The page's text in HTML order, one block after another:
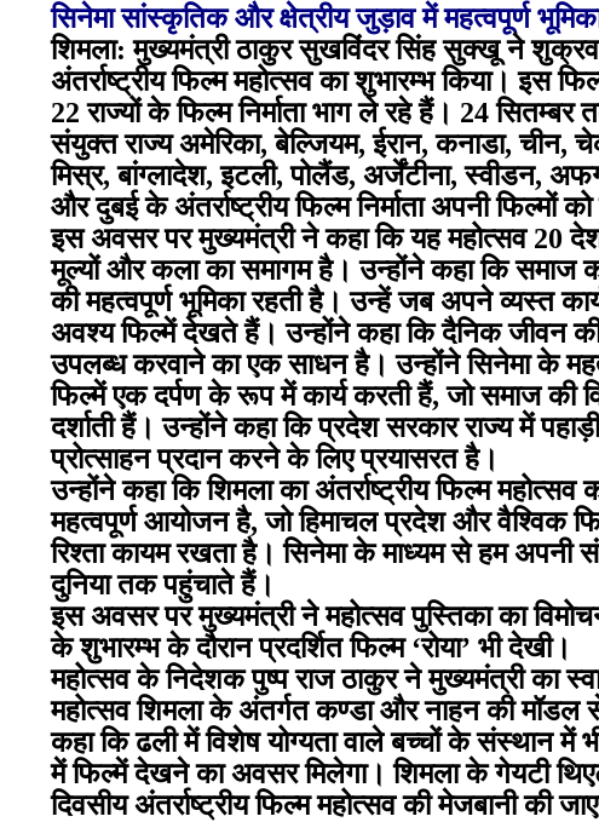
सिनेमा सांस्कृतिक और क्षेत्रीय जुड़ाव में महत्वपूर्ण
शिमला: मुख्यमंत्री ठाकुर सुखविंदर सिंह सुक्खू ने
अंतर्राष्ट्रीय फिल्म महोत्सव का शुभारम्भ किया। इस
22 राज्यों के फिल्म निर्माता भाग ले रहे हैं। 24
संयुक्त राज्य अमेरिका, बेल्जियम, ईरान, कनाडा, चीन,
मिस्र, बांग्लादेश, इटली, पोलैंड, अर्जेंटीना, स्वीडन,
और दुबई के अंतर्राष्ट्रीय फिल्म निर्माता अपनी फिल्मों
इस अवसर पर मुख्यमंत्री ने कहा कि यह महोत्सव 20
मूल्यों और कला का समागम है। उन्होंने कहा कि समाज
की महत्वपूर्ण भूमिका रहती है। उन्हें जब अपने व्यस्त
अवश्य फिल्में देखते हैं। उन्होंने कहा कि दैनिक जीवन
उपलब्ध करवाने का एक साधन है। उन्होंने सिनेमा के
फिल्में एक दर्पण के रूप में कार्य करती हैं, जो समाज की
दर्शाती हैं। उन्होंने कहा कि प्रदेश सरकार राज्य में
प्रोत्साहन प्रदान करने के लिए प्रयासरत है।
उन्होंने कहा कि शिमला का अंतर्राष्ट्रीय फिल्म
महत्वपूर्ण आयोजन है, जो हिमाचल प्रदेश और वैश्विक
रिश्ता कायम रखता है। सिनेमा के माध्यम से हम अपनी
दुनिया तक पहुंचाते हैं।
इस अवसर पर मुख्यमंत्री ने महोत्सव पुस्तिका का
के शुभारम्भ के दौरान प्रदर्शित फिल्म ‘रोया’ भी देखी।
महोत्सव के निदेशक पुष्प राज ठाकुर ने मुख्यमंत्री का
महोत्सव शिमला के अंतर्गत कण्डा और नाहन की मॉडल
कहा कि ढली में विशेष योग्यता वाले बच्चों के संस्थान में
में फिल्में देखने का अवसर मिलेगा। शिमला के गेयटी
दिवसीय अंतर्राष्ट्रीय फिल्म महोत्सव की मेजबानी की